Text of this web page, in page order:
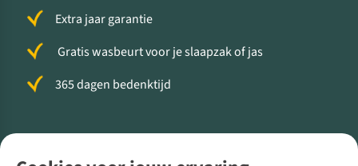
Extra jaar garantie
Gratis wasbeurt voor je slaapzak of jas
365 dagen bedenktijd